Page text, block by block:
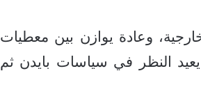
وعادة يوازن بين معطيات
النظر في سياسات بايدن ثم